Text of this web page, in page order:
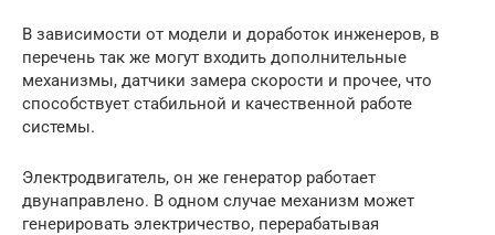
В зависимости от модели и доработок инженеров, в
перечень так же могут входить дополнительные
механизмы, датчики замера скорости и прочее, что
способствует стабильной и качественной работе
системы.
Электродвигатель, он же генератор работает
двунаправлено. В одном случае механизм может
генерировать электричество, перерабатывая